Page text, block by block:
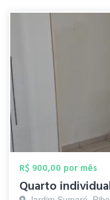
R$ 900,00 por mês
Quarto